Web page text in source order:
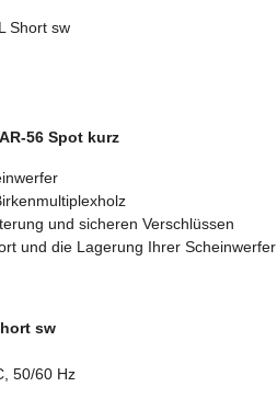
Short sw
56 Spot kurz
und sicheren Verschlüssen
und die Lagerung Ihrer Scheinwerfer
sw
50/60 Hz